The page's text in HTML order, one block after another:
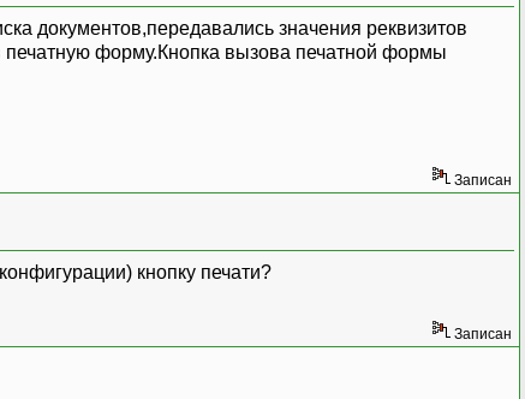
документов,передавались значения реквизитов
форму.Кнопка вызова печатной формы
Записан
кнопку печати?
Записан